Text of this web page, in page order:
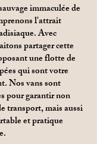
immaculée de
l'attrait
Avec
partager cette
une flotte de
qui sont votre
Nos vans sont
pour garantir non
transport, mais aussi
et pratique